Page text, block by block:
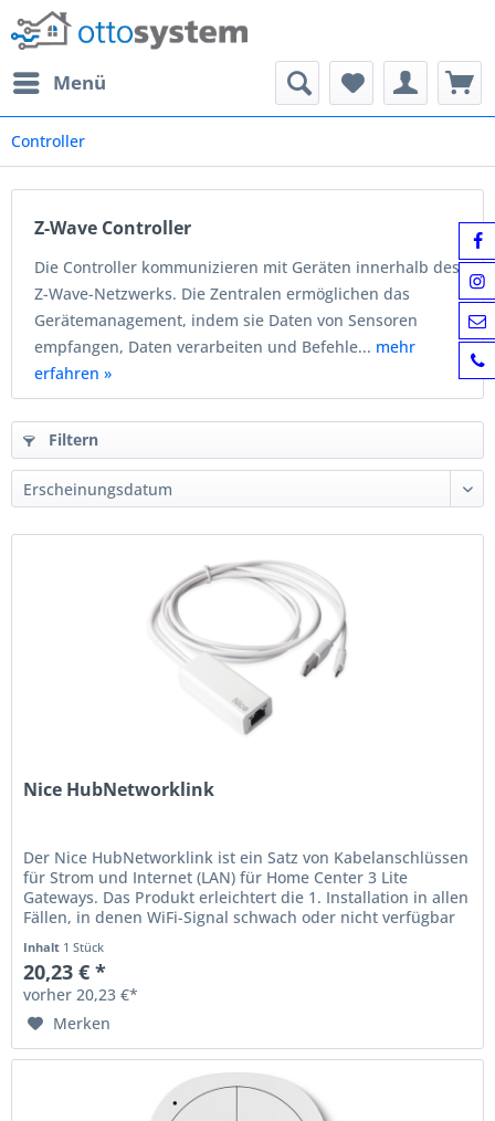
Menü
Controller
Z-Wave Controller
Die Controller kommunizieren mit Geräten innerhalb des
Z-Wave-Netzwerks. Die Zentralen ermöglichen das
Gerätemanagement, indem sie Daten von Sensoren
empfangen, Daten verarbeiten und Befehle... mehr
erfahren »
Filtern
Nice HubNetworklink
Der Nice HubNetworklink ist ein Satz von Kabelanschlüssen
für Strom und Internet (LAN) für Home Center 3 Lite
Gateways. Das Produkt erleichtert die 1. Installation in allen
Fällen, in denen WiFi-Signal schwach oder nicht verfügbar
Inhalt 1 Stück
20,23 € *
vorher 20,23 €*
Merken